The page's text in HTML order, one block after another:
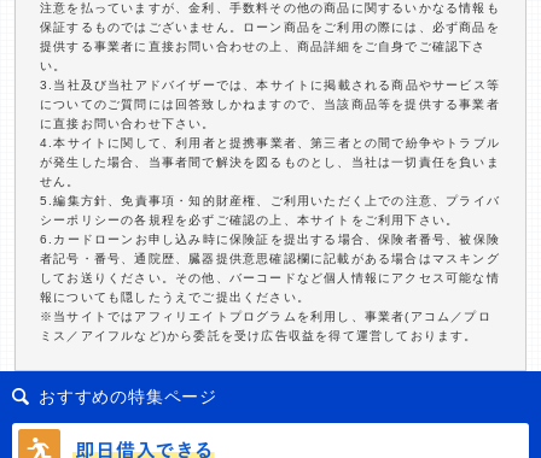
注意を払っていますが、金利、手数料その他の商品に関するいかなる情報も
保証するものではございません。ローン商品をご利用の際には、必ず商品を
提供する事業者に直接お問い合わせの上、商品詳細をご自身でご確認下さ
い。
3.当社及び当社アドバイザーでは、本サイトに掲載される商品やサービス等
についてのご質問には回答致しかねますので、当該商品等を提供する事業者
に直接お問い合わせ下さい。
4.本サイトに関して、利用者と提携事業者、第三者との間で紛争やトラブル
が発生した場合、当事者間で解決を図るものとし、当社は一切責任を負いま
せん。
5.編集方針、免責事項・知的財産権、ご利用いただく上での注意、プライバ
シーポリシーの各規程を必ずご確認の上、本サイトをご利用下さい。
6.カードローンお申し込み時に保険証を提出する場合、保険者番号、被保険
者記号・番号、通院歴、臓器提供意思確認欄に記載がある場合はマスキング
してお送りください。その他、バーコードなど個人情報にアクセス可能な情
報についても隠したうえでご提出ください。
※当サイトではアフィリエイトプログラムを利用し、事業者(アコム／プロ
ミス／アイフルなど)から委託を受け広告収益を得て運営しております。
おすすめの特集ページ